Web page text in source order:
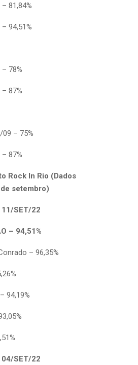
81,84%
94,51%
78%
87%
– 75%
87%
Rock In Rio (Dados
setembro)
11/SET/22
– 94,51%
– 96,35%
94,19%
04/SET/22